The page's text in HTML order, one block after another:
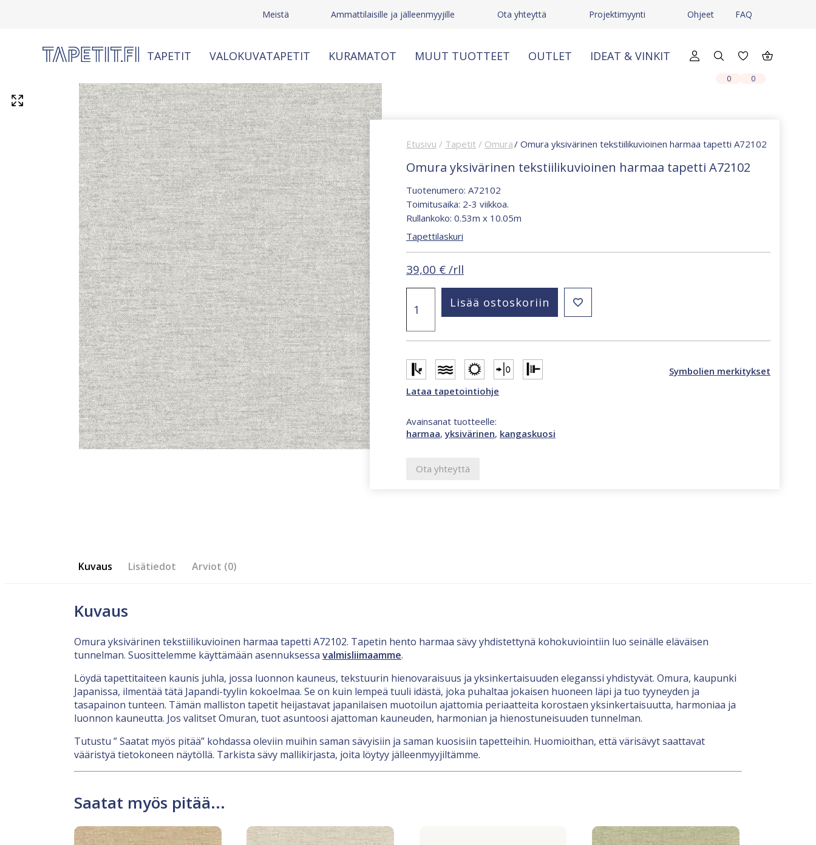
Meistä Ammattilaisille ja jälleenmyyjille Ota yhteyttä Projektimyynti Ohjeet FAQ
TAPETIT VALOKUVATAPETIT KURAMATOT MUUT TUOTTEET OUTLET IDEAT & VINKIT
0 0
Etusivu / Tapetit / Omura/ Omura yksivärinen tekstiilikuvioinen harmaa tapetti A72102
Omura yksivärinen tekstiilikuvioinen harmaa tapetti A72102
Tuotenumero: A72102
Toimitusaika: 2-3 viikkoa.
Rullankoko: 0.53m x 10.05m
Tapettilaskuri
39,00 € /rll
yksivärinen
tekstiilikuvioinen
harmaa
tapetti
määrä
Lisää ostoskoriin
Symbolien merkitykset
Lataa tapetointiohje
Avainsanat tuotteelle:
harmaa,yksivärinen, kangaskuosi
Ota yhteyttä
Kuvaus Lisätiedot Arviot (0)
Kuvaus
Omura yksivärinen tekstiilikuvioinen harmaa tapetti A72102. Tapetin hento harmaa sävy yhdistettynä kohokuviointiin luo seinälle eläväisen
tunnelman. Suosittelemme käyttämään asennuksessa valmisliimaamme.
Löydä tapettitaiteen kaunis juhla, jossa luonnon kauneus, tekstuurin hienovaraisuus ja yksinkertaisuuden eleganssi yhdistyvät. Omura, kaupunki
Japanissa, ilmentää tätä Japandi-tyylin kokoelmaa. Se on kuin lempeä tuuli idästä, joka puhaltaa jokaisen huoneen läpi ja tuo tyyneyden ja
tasapainon tunteen. Tämän malliston tapetit heijastavat japanilaisen muotoilun ajattomia periaatteita korostaen yksinkertaisuutta, harmoniaa ja
luonnon kauneutta. Jos valitset Omuran, tuot asuntoosi ajattoman kauneuden, harmonian ja hienostuneisuuden tunnelman.
Tutustu ” Saatat myös pitää” kohdassa oleviin muihin saman sävyisiin ja saman kuosisiin tapetteihin. Huomioithan, että värisävyt saattavat
vääristyä tietokoneen näytöllä. Tarkista sävy mallikirjasta, joita löytyy jälleenmyyjiltämme.
Saatat myös pitää...